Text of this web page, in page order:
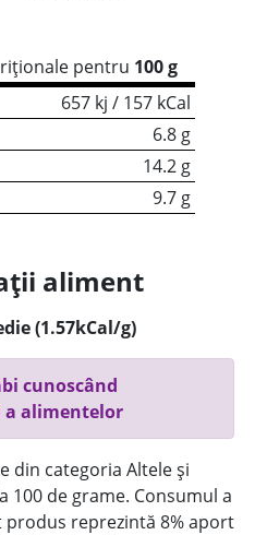
pentru 100 g
657 kj / 157 kCal
6.8 g
14.2 g
9.7 g
aliment
(1.57kCal/g)
cunoscând
a alimentelor
din categoria Altele și
100 de grame. Consumul a
produs reprezintă 8% aport